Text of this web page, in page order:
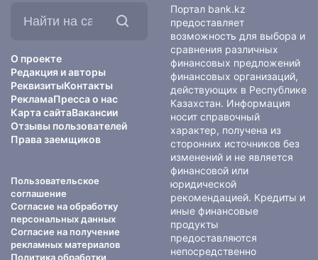
О проекте
Редакция и авторы
РеквизитыКонтакты
РекламаПресса о нас
Карта сайтаВакансии
Отзывы пользователей
Права заемщиков
Пользовательское
соглашение
Согласие на обработку
персональных данных
Согласие на получение
рекламных материалов
Политика обработки
Портал bank.kz
предоставляет
возможность для выбора и
сравнения различных
финансовых предложений
финансовых организаций,
действующих в Республике
Казахстан. Информация
носит справочный
характер, получена из
сторонних источников без
изменений и не является
финансовой или
юридической
рекомендацией. Кредиты и
иные финансовые
продукты
предоставляются
непосредственно